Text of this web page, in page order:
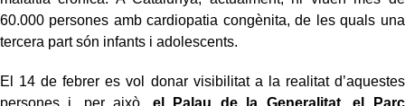
60.000 persones amb cardiopatia congènita, de les quals una
tercera part són infants i adolescents.
El 14 de febrer es vol donar visibilitat a la realitat d’aquestes
persones i, per això, el Palau de la Generalitat, el Parc